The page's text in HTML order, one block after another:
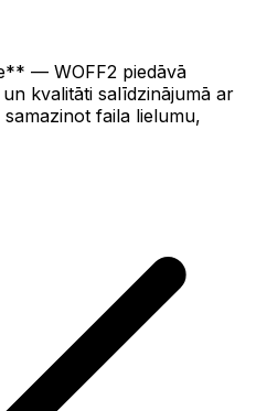
— WOFF2 piedāvā
kvalitāti salīdzinājumā ar
faila lielumu,